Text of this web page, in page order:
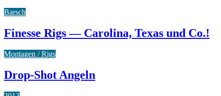
Barsch
Finesse Rigs — Carolina, Texas und Co.!
Montagen / Rigs
Drop-Shot Angeln